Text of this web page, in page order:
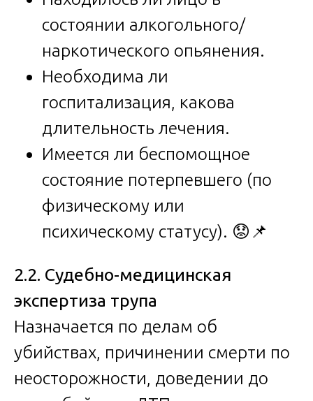
состоянии алкогольного/
наркотического опьянения.
Необходима ли
госпитализация, какова
длительность лечения.
Имеется ли беспомощное
состояние потерпевшего (по
физическому или
психическому статусу). 😟📌
2.2. Судебно-медицинская
экспертиза трупа
Назначается по делам об
убийствах, причинении смерти по
неосторожности, доведении до